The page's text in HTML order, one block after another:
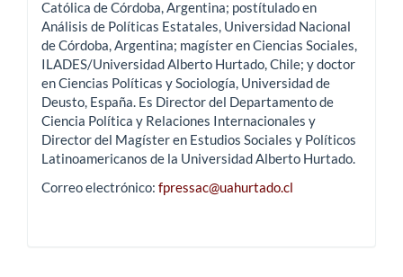
Católica de Córdoba, Argentina; postítulado en
Análisis de Políticas Estatales, Universidad Nacional
de Córdoba, Argentina; magíster en Ciencias Sociales,
ILADES/Universidad Alberto Hurtado, Chile; y doctor
en Ciencias Políticas y Sociología, Universidad de
Deusto, España. Es Director del Departamento de
Ciencia Política y Relaciones Internacionales y
Director del Magíster en Estudios Sociales y Políticos
Latinoamericanos de la Universidad Alberto Hurtado.
Correo electrónico: fpressac@uahurtado.cl